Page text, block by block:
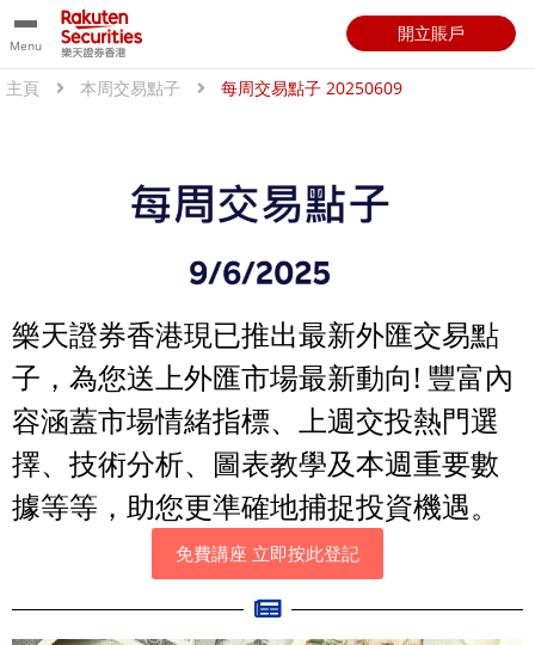
Menu
開立賬戶
主頁 本周交易點子 每周交易點子 20250609
樂天證券香港現已推出最新外匯交易點
子，為您送上外匯市場最新動向! 豐富內
容涵蓋市場情緒指標、上週交投熱門選
擇、技術分析、圖表教學及本週重要數
據等等，助您更準確地捕捉投資機遇。
免費講座 立即按此登記